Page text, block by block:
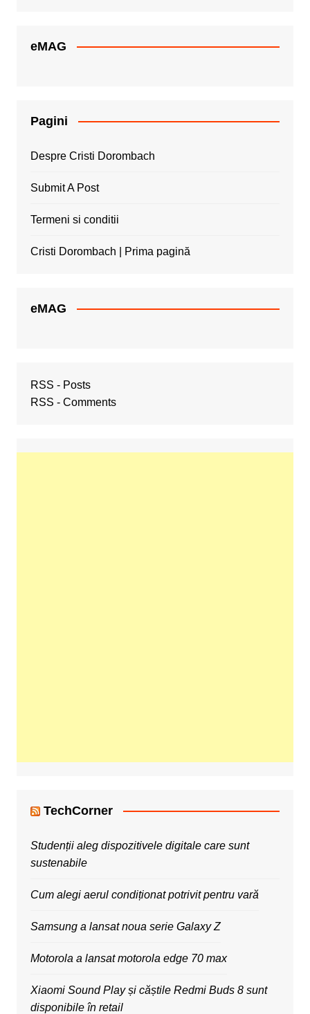
eMAG
Pagini
Despre Cristi Dorombach
Submit A Post
Termeni si conditii
Cristi Dorombach | Prima pagină
eMAG
RSS - Posts
RSS - Comments
TechCorner
Studenții aleg dispozitivele digitale care sunt
sustenabile
Cum alegi aerul condiționat potrivit pentru vară
Samsung a lansat noua serie Galaxy Z
Motorola a lansat motorola edge 70 max
Xiaomi Sound Play și căștile Redmi Buds 8 sunt
disponibile în retail